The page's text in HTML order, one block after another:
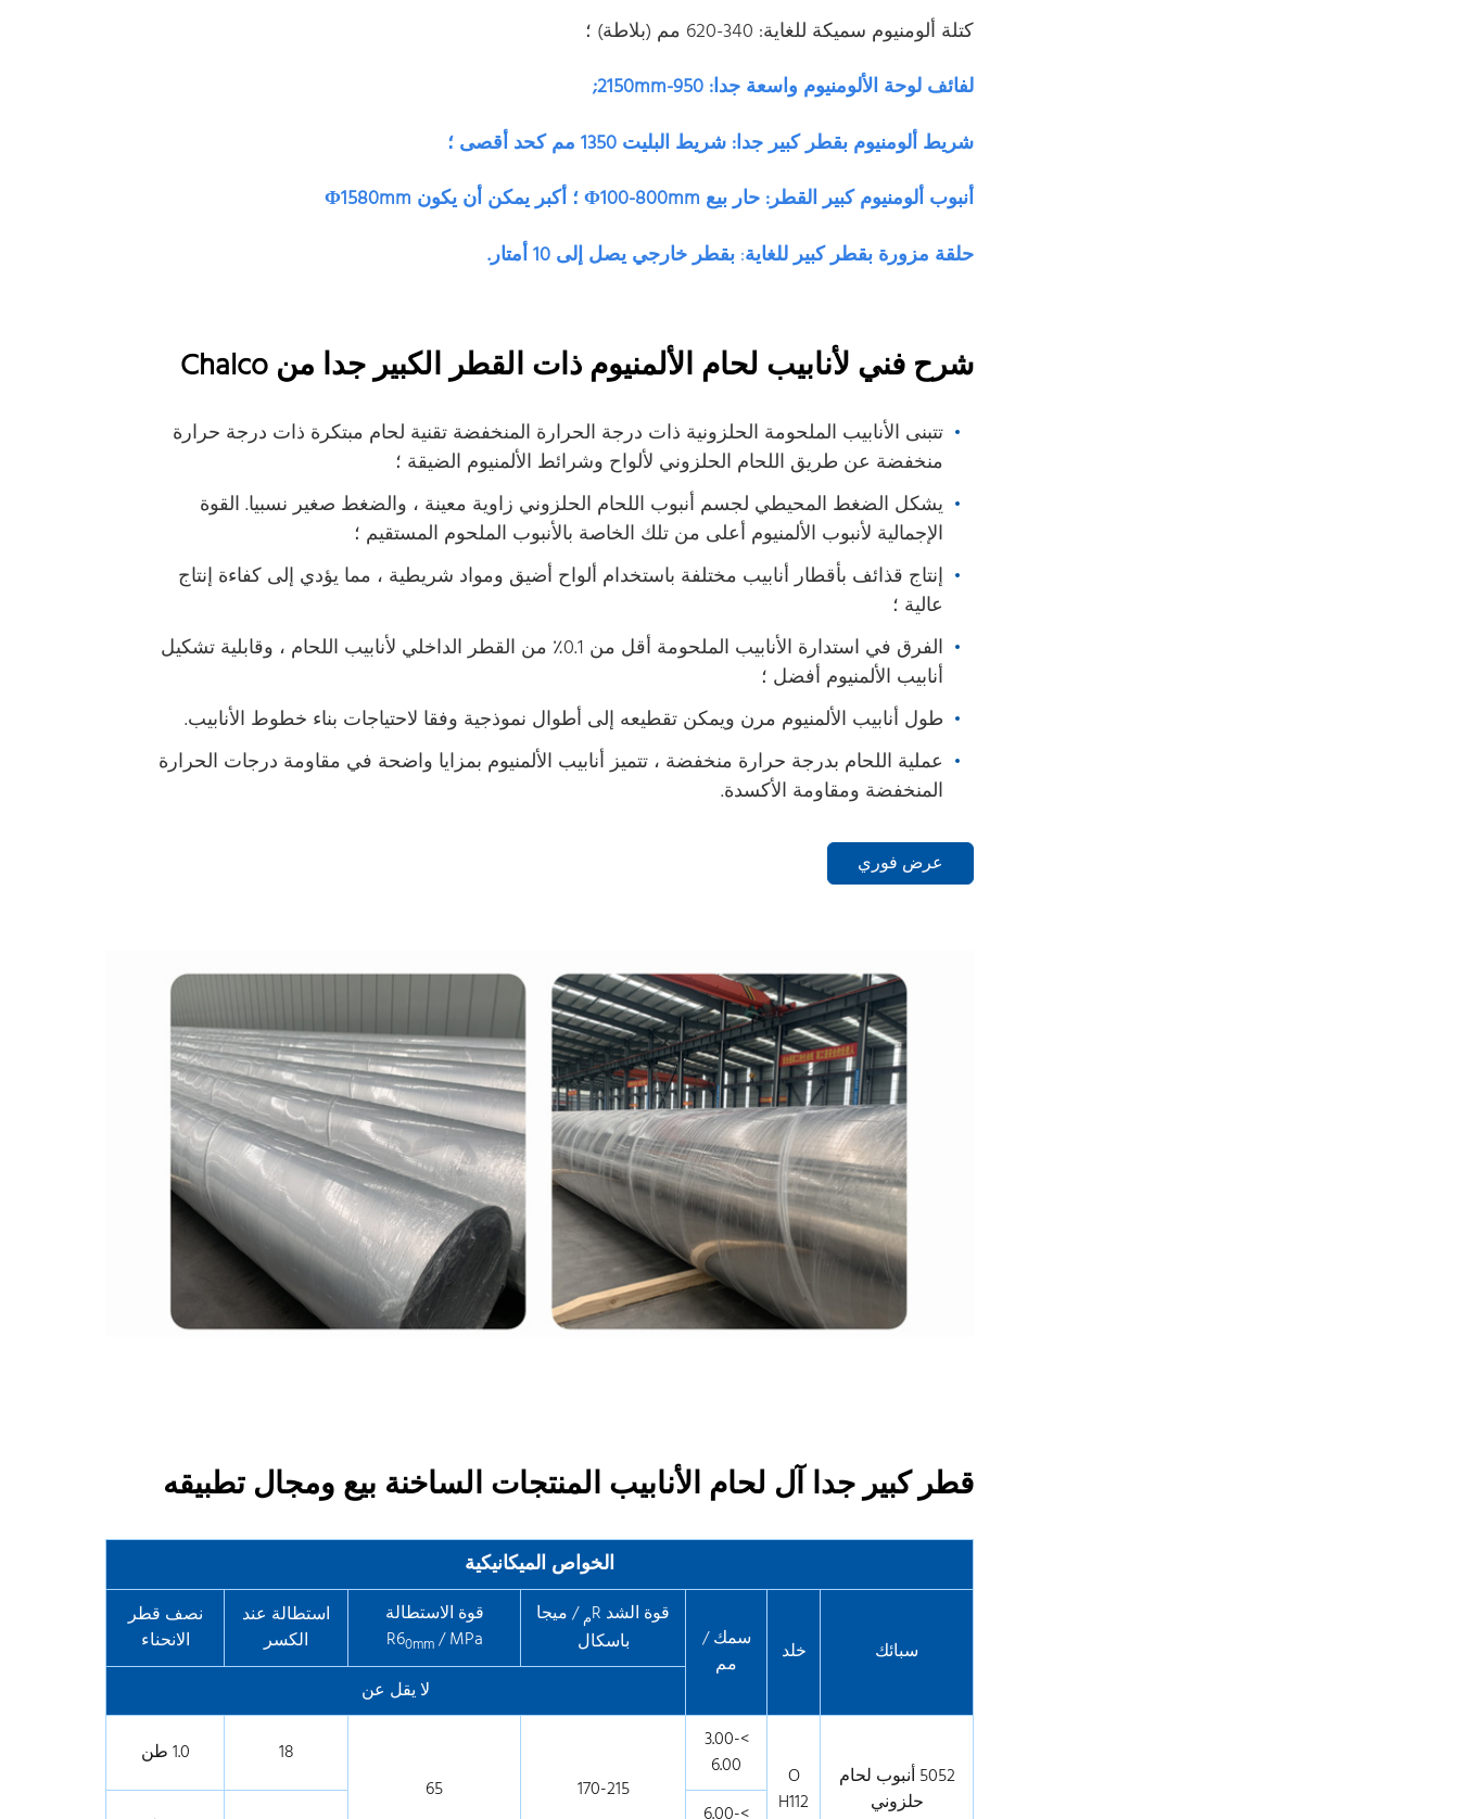
كتلة ألومنيوم سميكة للغاية: 340-620 مم (بلاطة) ؛
لفائف لوحة الألومنيوم واسعة جدا: 950-2150mm;
شريط ألومنيوم بقطر كبير جدا: شريط البليت 1350 مم كحد أقصى ؛
أنبوب ألومنيوم كبير القطر: حار بيع Φ100-800mm ؛ أكبر يمكن أن يكون Φ1580mm
حلقة مزورة بقطر كبير للغاية: بقطر خارجي يصل إلى 10 أمتار.
شرح فني لأنابيب لحام الألمنيوم ذات القطر الكبير جدا من Chalco
تتبنى الأنابيب الملحومة الحلزونية ذات درجة الحرارة المنخفضة تقنية لحام مبتكرة ذات درجة حرارة
منخفضة عن طريق اللحام الحلزوني لألواح وشرائط الألمنيوم الضيقة ؛
يشكل الضغط المحيطي لجسم أنبوب اللحام الحلزوني زاوية معينة ، والضغط صغير نسبيا. القوة
الإجمالية لأنبوب الألمنيوم أعلى من تلك الخاصة بالأنبوب الملحوم المستقيم ؛
إنتاج قذائف بأقطار أنابيب مختلفة باستخدام ألواح أضيق ومواد شريطية ، مما يؤدي إلى كفاءة إنتاج
عالية ؛
الفرق في استدارة الأنابيب الملحومة أقل من 0.1٪ من القطر الداخلي لأنابيب اللحام ، وقابلية تشكيل
أنابيب الألمنيوم أفضل ؛
طول أنابيب الألمنيوم مرن ويمكن تقطيعه إلى أطوال نموذجية وفقا لاحتياجات بناء خطوط الأنابيب.
عملية اللحام بدرجة حرارة منخفضة ، تتميز أنابيب الألمنيوم بمزايا واضحة في مقاومة درجات الحرارة
المنخفضة ومقاومة الأكسدة.
عرض فوري
قطر كبير جدا آل لحام الأنابيب المنتجات الساخنة بيع ومجال تطبيقه
الخواص الميكانيكية
سبائك خلد
سمك /
مم
قوة الشد R م/ ميجا
باسكال
قوة الاستطالة
R60mm/ MPa
استطالة عند
الكسر
نصف قطر
الانحناء
لا يقل عن
5052 أنبوب لحام
حلزوني
O
H112
>3.00-
6.00
170-215
65
18 1.0 طن